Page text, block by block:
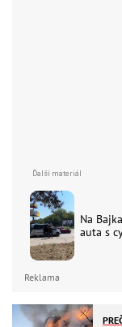
Na
auta s
Reklama